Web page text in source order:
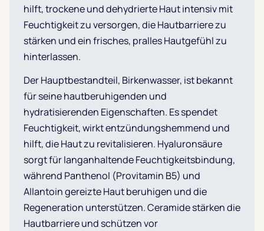
hilft, trockene und dehydrierte Haut intensiv mit
Feuchtigkeit zu versorgen, die Hautbarriere zu
stärken und ein frisches, pralles Hautgefühl zu
hinterlassen.
Der Hauptbestandteil, Birkenwasser, ist bekannt
für seine hautberuhigenden und
hydratisierenden Eigenschaften. Es spendet
Feuchtigkeit, wirkt entzündungshemmend und
hilft, die Haut zu revitalisieren. Hyaluronsäure
sorgt für langanhaltende Feuchtigkeitsbindung,
während Panthenol (Provitamin B5) und
Allantoin gereizte Haut beruhigen und die
Regeneration unterstützen. Ceramide stärken die
Hautbarriere und schützen vor